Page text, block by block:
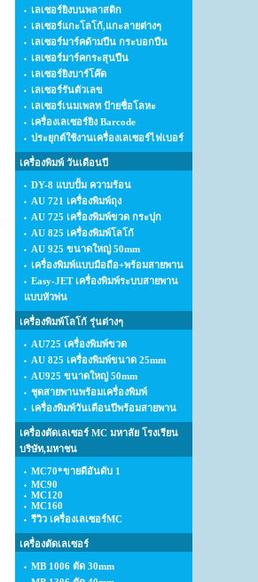
เลเซอร์ยิงบนพลาสติก
เลเซอร์แกะโลโก้,แกะลายต่างๆ
เลเซอร์มาร์คด้ามปืน กระบอกปืน
เลเซอร์มาร์คกระสุนปืน
เลเซอร์ยิงบาร์โค๊ด
เลเซอร์รันตัวเลข
เลเซอร์เนมเพลท ป้ายชื่อโลหะ
เครื่องเลเซอร์ยิง Barcode
ประยุกต์ใช้งานเครื่องเลเซอร์ไฟเบอร์
เครื่องพิมพ์ วันเดือนปี
DY-8 แบบปั้ม ความร้อน
AU 721 เครื่องพิมพ์ถุง
AU 725 เครื่องพิมพ์ขวด กระปุก
AU 825 เครื่องพิมพ์โลโก้
AU 925 ขนาดใหญ่ 50mm
เครื่องพิมพ์แบบมือถือ+พร้อมสายพาน
Easy-JET เครื่องพิมพ์ระบบสายพาน
แบบหัวพ่น
เครื่องพิมพ์โลโก้ รุ่นต่างๆ
AU725 เครื่องพิมพ์ขวด
AU 825 เครื่องพิมพ์ขนาด 25mm
AU925 ขนาดใหญ่ 50mm
ชุดสายพานพร้อมเครื่องพิมพ์
เครื่องพิมพ์วันเดือนปีพร้อมสายพาน
เครื่องตัดเลเซอร์ MC มหาลัย โรงเรียน
บริษัท,มหาชน
MC70*ขายดีอันดับ 1
MC90
MC120
MC160
รีวิว เครื่องเลเซอร์MC
เครื่องตัดเลเซอร์
MB 1006 ตัด 30mm